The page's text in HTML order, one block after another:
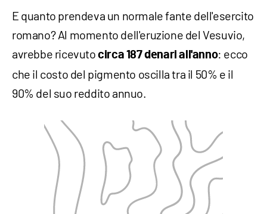
E quanto prendeva un normale fante dell'esercito
romano? Al momento dell'eruzione del Vesuvio,
avrebbe ricevuto circa 187 denari all'anno: ecco
che il costo del pigmento oscilla tra il 50% e il
90% del suo reddito annuo.